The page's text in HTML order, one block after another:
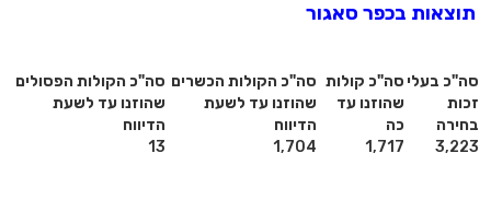
תוצאות בכפר סאגור
סה"כ בעלי
זכות
בחירה
סה"כ קולות
שהוזנו עד
כה
סה"כ הקולות הכשרים
שהוזנו עד לשעת
הדיווח
סה"כ הקולות הפסולים
שהוזנו עד לשעת
הדיווח
3,223
1,717
1,704
13